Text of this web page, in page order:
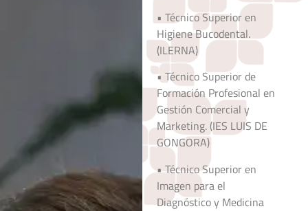
• Técnico Superior en
Higiene Bucodental.
(ILERNA)
• Técnico Superior de
Formación Profesional en
Gestión Comercial y
Marketing. (IES LUIS DE
GONGORA)
• Técnico Superior en
Imagen para el
Diagnóstico y Medicina